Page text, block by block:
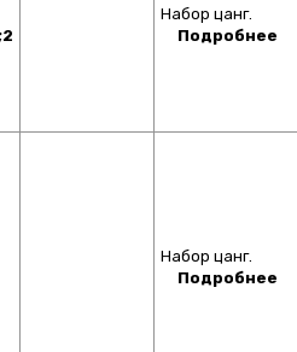
Набор цанг.
Подробнее
Набор цанг.
Подробнее